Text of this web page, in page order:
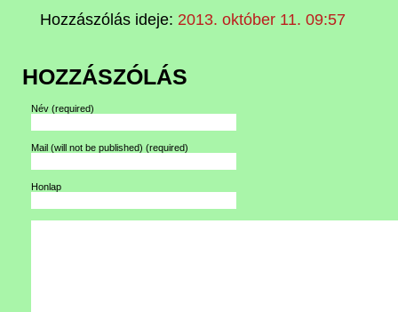
Hozzászólás ideje: 2013. október 11. 09:57
HOZZÁSZÓLÁS
Név (required)
Mail (will not be published) (required)
Honlap